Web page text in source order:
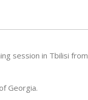
session in Tbilisi from
Georgia.